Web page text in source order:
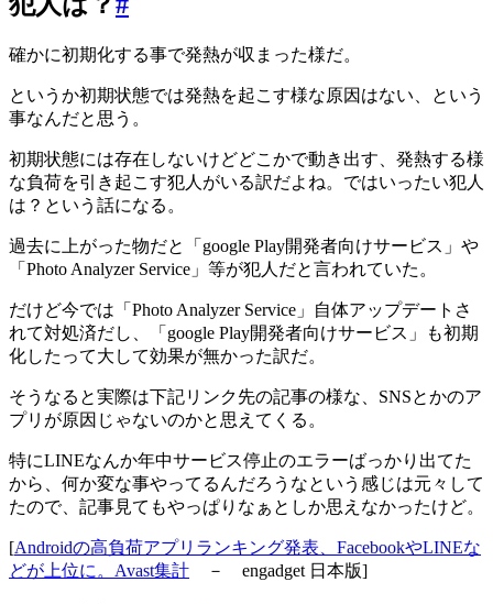
確かに初期化する事で発熱が収まった様だ。
というか初期状態では発熱を起こす様な原因はない、という
事なんだと思う。
初期状態には存在しないけどどこかで動き出す、発熱する様
な負荷を引き起こす犯人がいる訳だよね。ではいったい犯人
は？という話になる。
過去に上がった物だと「google Play開発者向けサービス」や
「Photo Analyzer Service」等が犯人だと言われていた。
だけど今では「Photo Analyzer Service」自体アップデートさ
れて対処済だし、「google Play開発者向けサービス」も初期
化したって大して効果が無かった訳だ。
そうなると実際は下記リンク先の記事の様な、SNSとかのア
プリが原因じゃないのかと思えてくる。
特にLINEなんか年中サービス停止のエラーばっかり出てた
から、何か変な事やってるんだろうなという感じは元々して
たので、記事見てもやっぱりなぁとしか思えなかったけど。
[Androidの高負荷アプリランキング発表、FacebookやLINEな
どが上位に。Avast集計 － engadget 日本版]